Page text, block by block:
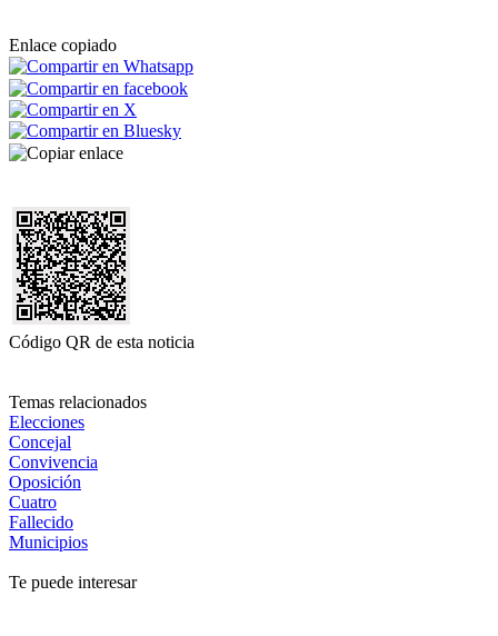
Enlace copiado
Código QR de esta noticia
Temas relacionados
Elecciones
Concejal
Convivencia
Oposición
Cuatro
Fallecido
Municipios
Te puede interesar